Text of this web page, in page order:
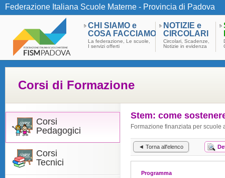
Federazione Italiana Scuole Materne - Provincia di Padova
CHI SIAMO e
COSA FACCIAMO
La federazione, Le scuole,
I servizi offerti
NOTIZIE e
CIRCOLARI
Circolari, Scadenze,
Notizie in evidenza
Corsi di Formazione
Corsi
Pedagogici
Corsi
Tecnici
Stem: come
Formazione finanziata per scuole
◄ Torna all'elenco
Programma